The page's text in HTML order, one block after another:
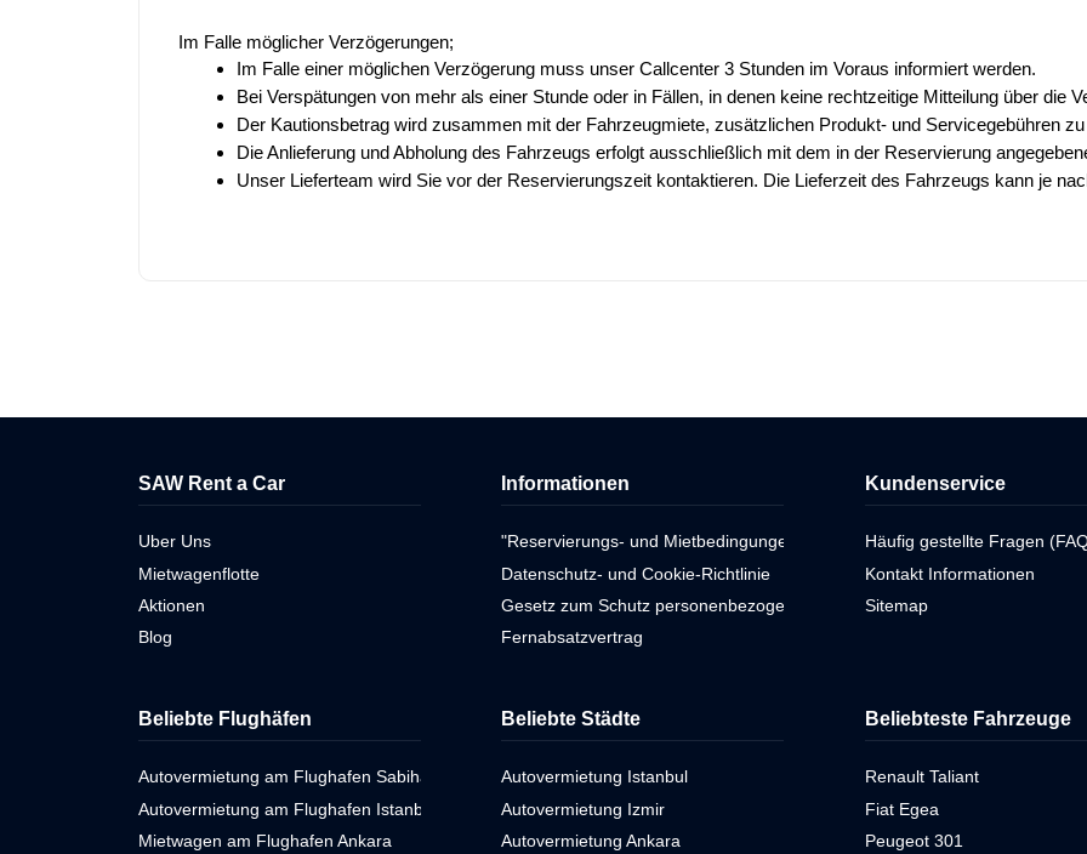
Im Falle möglicher Verzögerungen;
Im Falle einer möglichen Verzögerung muss unser Callcenter 3 Stunden im Voraus informiert werden.
Bei Verspätungen von mehr als einer Stunde oder in Fällen, in denen keine rechtzeitige Mitteilung über die
Der Kautionsbetrag wird zusammen mit der Fahrzeugmiete, zusätzlichen Produkt- und Servicegebühren
Die Anlieferung und Abholung des Fahrzeugs erfolgt ausschließlich mit dem in der Reservierung
Unser Lieferteam wird Sie vor der Reservierungszeit kontaktieren. Die Lieferzeit des Fahrzeugs kann je
SAW Rent a Car
Uber Uns
Mietwagenflotte
Aktionen
Blog
Informationen
"Reservierungs- und Mietbedingungen
Datenschutz- und Cookie-Richtlinie
Gesetz zum Schutz personenbezogener Daten
Fernabsatzvertrag
Kundenservice
Häufig gestellte Fragen
Kontakt Informationen
Sitemap
Beliebte Flughäfen
Autovermietung am Flughafen Sabiha Gökçen
Autovermietung am Flughafen Istanbul
Mietwagen am Flughafen Ankara
Beliebte Städte
Autovermietung Istanbul
Autovermietung Izmir
Autovermietung Ankara
Beliebteste Fahrzeuge
Renault Taliant
Fiat Egea
Peugeot 301